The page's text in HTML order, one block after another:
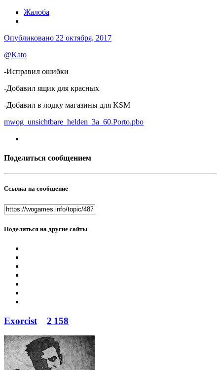
Жалоба
Опубликовано 22 октября, 2017
@Kato
-Исправил ошибки
-Добавил ящик для красных
-Добавил в лодку магазины для KSM
mwog_unsichtbare_helden_3a_60.Porto.pbo
Поделиться сообщением
Ссылка на сообщение
Поделиться на другие сайты
Exorcist 2 158